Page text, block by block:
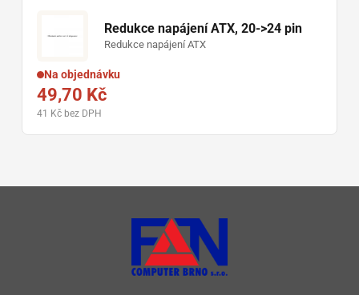
Redukce napájení ATX, 20->24 pin
Redukce napájení ATX
Na objednávku
49,70 Kč
41 Kč bez DPH